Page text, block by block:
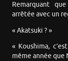
Remarquant
arrêtée avec un
« Akatsuki ? »
« Koushima,
même année que